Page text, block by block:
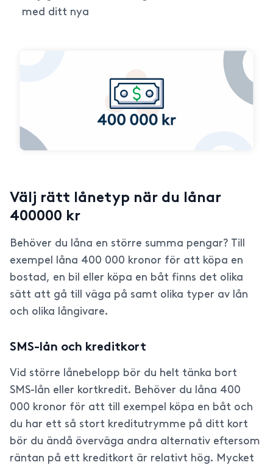
med ditt nya
Välj rätt lånetyp när du lånar
400000 kr
Behöver du låna en större summa pengar? Till
exempel låna 400 000 kronor för att köpa en
bostad, en bil eller köpa en båt finns det olika
sätt att gå till väga på samt olika typer av lån
och olika långivare.
SMS-lån och kreditkort
Vid större lånebelopp bör du helt tänka bort
SMS-lån eller kortkredit. Behöver du låna 400
000 kronor för att till exempel köpa en båt och
du har ett så stort kreditutrymme på ditt kort
bör du ändå överväga andra alternativ eftersom
räntan på ett kreditkort är relativt hög. Mycket